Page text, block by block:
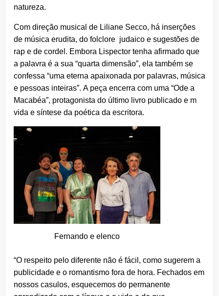
natureza.
Com direção musical de Liliane Secco, há inserções
de música erudita, do folclore judaico e sugestões de
rap e de cordel. Embora Lispector tenha afirmado que
a palavra é a sua “quarta dimensão”, ela também se
confessa “uma eterna apaixonada por palavras, música
e pessoas inteiras”. A peça encerra com uma “Ode a
Macabéa”, protagonista do último livro publicado e m
vida e síntese da poética da escritora.
Fernando e elenco
“O respeito pelo diferente não é fácil, como sugerem a
publicidade e o romantismo fora de hora. Fechados em
nossos casulos, esquecemos do permanente